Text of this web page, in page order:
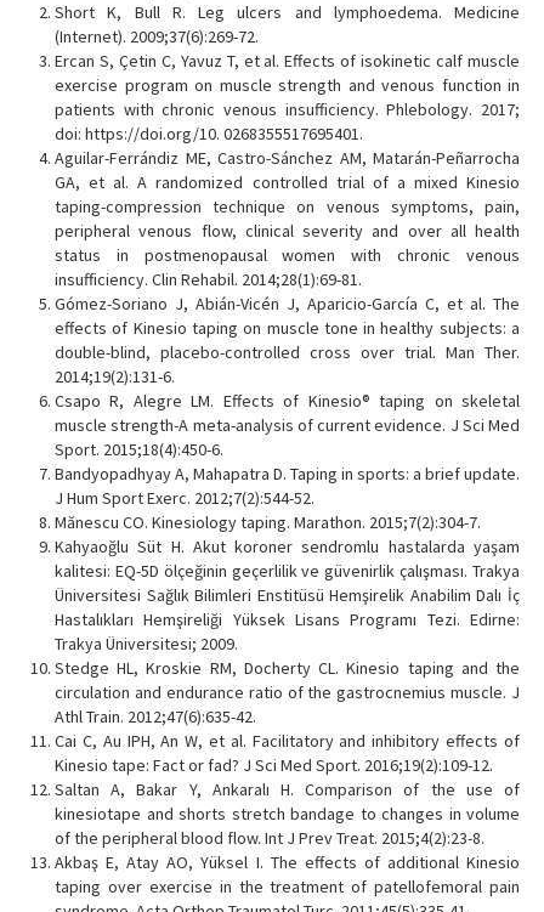
Short K, Bull R. Leg ulcers and lymphoedema. Medicine
(Internet). 2009;37(6):269-72.
Ercan S, Çetin C, Yavuz T, et al. Effects of isokinetic calf muscle
exercise program on muscle strength and venous function in
patients with chronic venous insufficiency. Phlebology. 2017;
doi: https://doi.org/10. 0268355517695401.
Aguilar-Ferrándiz ME, Castro-Sánchez AM, Matarán-Peñarrocha
GA, et al. A randomized controlled trial of a mixed Kinesio
taping-compression technique on venous symptoms, pain,
peripheral venous flow, clinical severity and over all health
status in postmenopausal women with chronic venous
insufficiency. Clin Rehabil. 2014;28(1):69-81.
Gómez-Soriano J, Abián-Vicén J, Aparicio-García C, et al. The
effects of Kinesio taping on muscle tone in healthy subjects: a
double-blind, placebo-controlled cross over trial. Man Ther.
2014;19(2):131-6.
Csapo R, Alegre LM. Effects of Kinesio® taping on skeletal
muscle strength-A meta-analysis of current evidence. J Sci Med
Sport. 2015;18(4):450-6.
Bandyopadhyay A, Mahapatra D. Taping in sports: a brief update.
J Hum Sport Exerc. 2012;7(2):544-52.
Mănescu CO. Kinesiology taping. Marathon. 2015;7(2):304-7.
Kahyaoğlu Süt H. Akut koroner sendromlu hastalarda yaşam
kalitesi: EQ-5D ölçeğinin geçerlilik ve güvenirlik çalışması. Trakya
Üniversitesi Sağlık Bilimleri Enstitüsü Hemşirelik Anabilim Dalı İç
Hastalıkları Hemşireliği Yüksek Lisans Programı Tezi. Edirne:
Trakya Üniversitesi; 2009.
Stedge HL, Kroskie RM, Docherty CL. Kinesio taping and the
circulation and endurance ratio of the gastrocnemius muscle. J
Athl Train. 2012;47(6):635-42.
Cai C, Au IPH, An W, et al. Facilitatory and inhibitory effects of
Kinesio tape: Fact or fad? J Sci Med Sport. 2016;19(2):109-12.
Saltan A, Bakar Y, Ankaralı H. Comparison of the use of
kinesiotape and shorts stretch bandage to changes in volume
of the peripheral blood flow. Int J Prev Treat. 2015;4(2):23-8.
Akbaş E, Atay AO, Yüksel I. The effects of additional Kinesio
taping over exercise in the treatment of patellofemoral pain